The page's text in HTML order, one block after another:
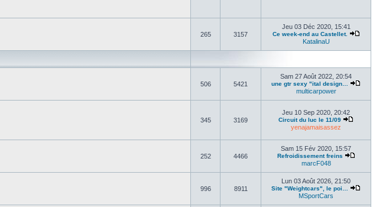
265 3157
Jeu 03 Déc 2020, 15:41
Ce week-end au Castellet.
KatalinaU
506 5421
Sam 27 Août 2022, 20:54
une gtr sexy "ital design…
multicarpower
345 3169
Jeu 10 Sep 2020, 20:42
Circuit du luc le 11/09
yenajamaisassez
252 4466
Sam 15 Fév 2020, 15:57
Refroidissement freins
marcF048
996 8911
Lun 03 Août 2026, 21:50
Site "Weightcars", le poi…
MSportCars